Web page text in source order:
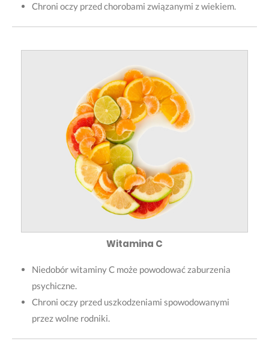
Chroni oczy przed chorobami związanymi z wiekiem.
Witamina C
Niedobór witaminy C może powodować zaburzenia
psychiczne.
Chroni oczy przed uszkodzeniami spowodowanymi
przez wolne rodniki.